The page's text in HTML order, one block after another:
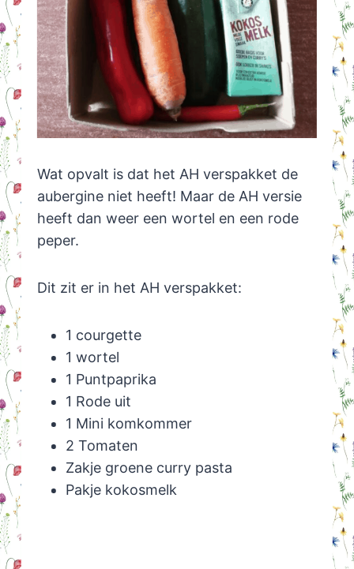
Wat opvalt is dat het AH verspakket de
aubergine niet heeft! Maar de AH versie
heeft dan weer een wortel en een rode
peper.
Dit zit er in het AH verspakket:
1 courgette
1 wortel
1 Puntpaprika
1 Rode uit
1 Mini komkommer
2 Tomaten
Zakje groene curry pasta
Pakje kokosmelk